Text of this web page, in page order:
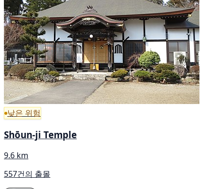
낮은 위험
Shōun-ji Temple
9.6 km
557건의 출몰